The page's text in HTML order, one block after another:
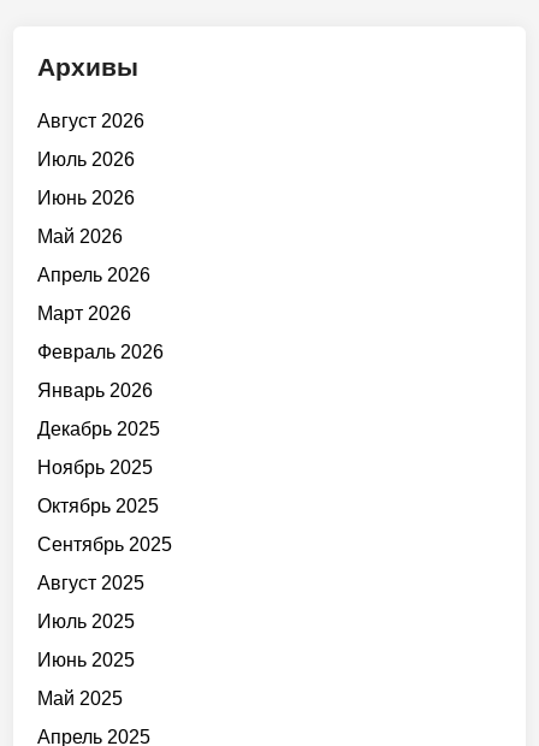
Архивы
Август 2026
Июль 2026
Июнь 2026
Май 2026
Апрель 2026
Март 2026
Февраль 2026
Январь 2026
Декабрь 2025
Ноябрь 2025
Октябрь 2025
Сентябрь 2025
Август 2025
Июль 2025
Июнь 2025
Май 2025
Апрель 2025